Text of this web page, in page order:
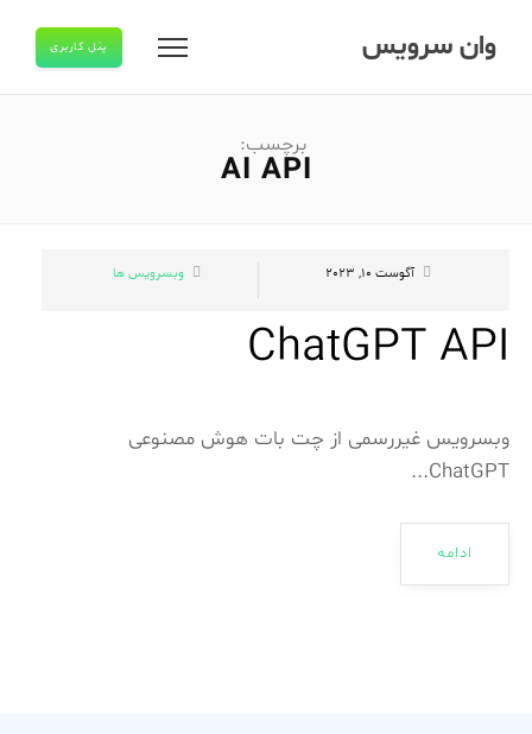
وان سرویس پنل کاربری
برچسب:
AI API
آگوست 10, 2023 وبسرویس ها
ChatGPT API
وبسرویس غیررسمی از چت بات هوش مصنوعی
ChatGPT...
ادامه